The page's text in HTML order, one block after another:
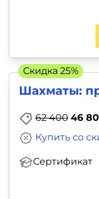
Шахматы:
62 400 46
Сертификат
Купить со
Скидка 25%